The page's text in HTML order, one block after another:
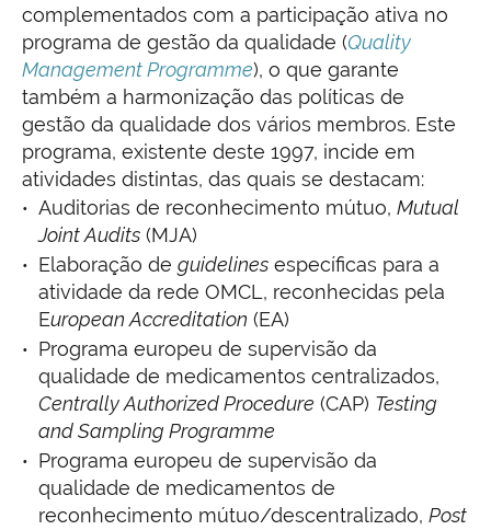
complementados com a participação ativa no
programa de gestão da qualidade (Quality
Management Programme), o que garante
também a harmonização das políticas de
gestão da qualidade dos vários membros. Este
programa, existente deste 1997, incide em
atividades distintas, das quais se destacam:
Auditorias de reconhecimento mútuo, Mutual
Joint Audits (MJA)
Elaboração de guidelines específicas para a
atividade da rede OMCL, reconhecidas pela
European Accreditation (EA)
Programa europeu de supervisão da
qualidade de medicamentos centralizados,
Centrally Authorized Procedure (CAP) Testing
and Sampling Programme
Programa europeu de supervisão da
qualidade de medicamentos de
reconhecimento mútuo/descentralizado, Post